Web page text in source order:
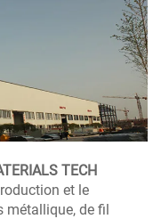
TECH
et le
métallique, de fil